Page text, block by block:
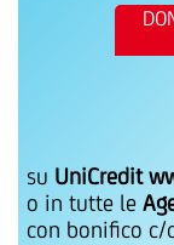
su UniCredit
o in tutte le
con bonifico c/